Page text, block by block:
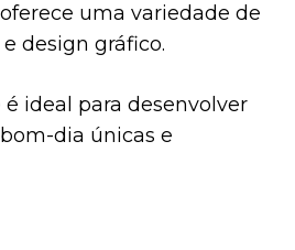
uma variedade de
design gráfico.
ideal para desenvolver
dia únicas e